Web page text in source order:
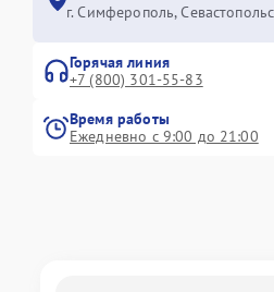
г. Симферополь,
Горячая линия
+7 (800) 301-55-83
Время работы
Ежедневно с 9:00 до 21:00